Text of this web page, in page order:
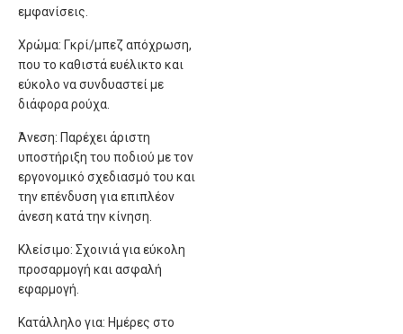
εμφανίσεις.
Χρώμα: Γκρί/μπεζ απόχρωση,
που το καθιστά ευέλικτο και
εύκολο να συνδυαστεί με
διάφορα ρούχα.
Άνεση: Παρέχει άριστη
υποστήριξη του ποδιού με τον
εργονομικό σχεδιασμό του και
την επένδυση για επιπλέον
άνεση κατά την κίνηση.
Κλείσιμο: Σχοινιά για εύκολη
προσαρμογή και ασφαλή
εφαρμογή.
Κατάλληλο για: Ημέρες στο